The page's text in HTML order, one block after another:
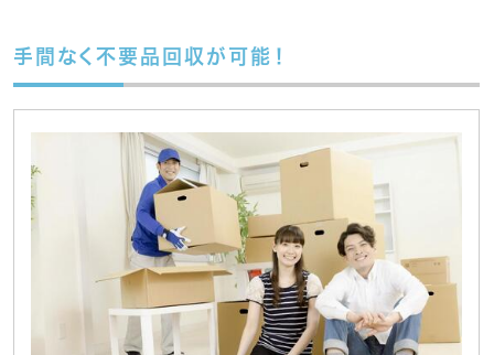
手間なく不要品回収が可能！